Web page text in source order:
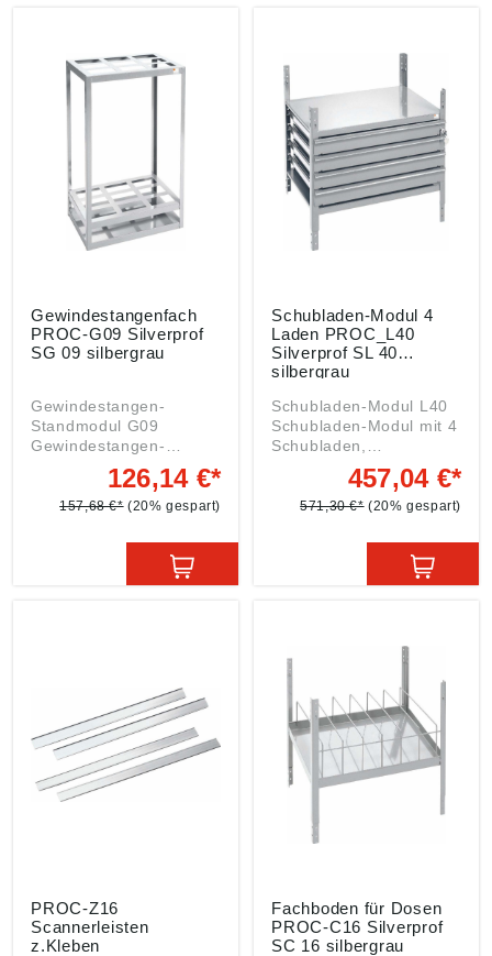
EDE Platz 1, 42389
Wuppertal, DE,
webkontakt@ede.de
Gewindestangenfach
PROC-G09 Silverprof
SG 09 silbergrau
Gewindestangen-
Standmodul G09
Gewindestangen-
Standmodul für 9
Abmessungen. Maße in
mm: B = 540, H = 860, T
9022 perlhellgrau
Produktsicherheitsveror
webkontakt@ede.de
126,14 €*
157,68 €* (20% gespart)
Schubladen-Modul 4
Laden PROC_L40
Silverprof SL 40
silbergrau
Schubladen-Modul L40
Schubladen-Modul mit 4
Schubladen,
abschließbar. Maße in
= 345 Farbton: RAL
Angaben gemäß
Produktsicherheitsveror
dnung ((EU) 2023/998):
EDE Platz 1, 42389
Wuppertal, DE,
457,04 €*
571,30 €* (20% gespart)
PROC-Z16
Scannerleisten
z.Kleben
Fachboden für Dosen
PROC-C16 Silverprof
SC 16 silbergrau